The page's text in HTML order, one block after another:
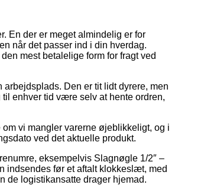
En der er meget almindelig er for
når det passer ind i din hverdag.
mest betalelige form for fragt ved
Den er tit lidt dyrere, men
enhver tid være selv at hente ordren,
vi mangler varerne øjeblikkeligt, og i
ved det aktuelle produkt.
eksempelvis Slagnøgle 1/2″ –
indsendes før et aftalt klokkeslæt, med
de logistikansatte drager hjemad.